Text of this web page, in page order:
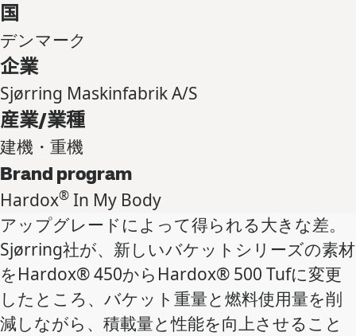
国
デンマーク
企業
Sjørring Maskinfabrik A/S
産業/業種
建機・重機
Brand program
Hardox® In My Body
アップグレードによって得られる大きな差。
Sjørring社が、新しいバケットシリーズの素材
をHardox® 450からHardox® 500 Tufに変更
したところ、バケット重量と燃料使用量を削
減しながら、積載量と性能を向上させること